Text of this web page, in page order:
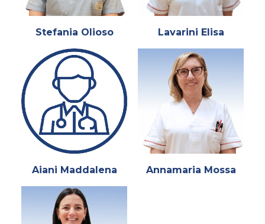
Stefania Olioso Lavarini Elisa
Aiani Maddalena Annamaria Mossa